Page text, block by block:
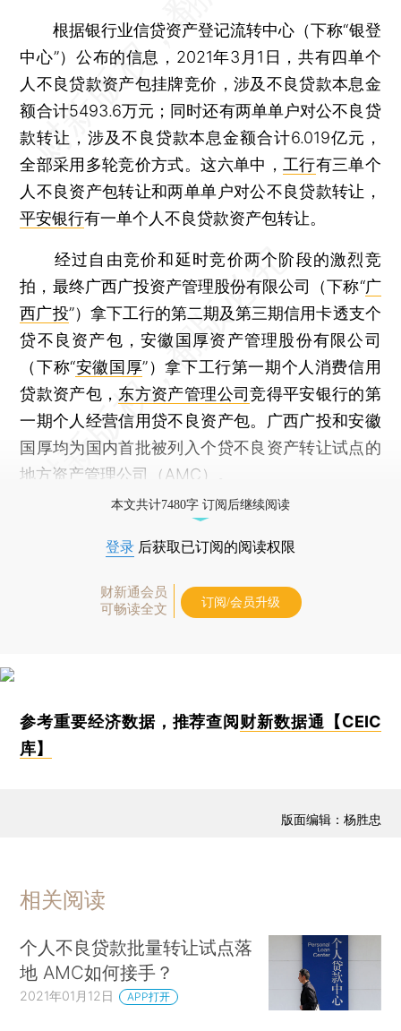
根据银行业信贷资产登记流转中心（下称“银登
中心”）公布的信息，2021年3月1日，共有四单个
人不良贷款资产包挂牌竞价，涉及不良贷款本息金
额合计5493.6万元；同时还有两单单户对公不良贷
款转让，涉及不良贷款本息金额合计6.019亿元，
全部采用多轮竞价方式。这六单中， 工行有三单个
人不良资产包转让和两单单户对公不良贷款转让，
平安银行有一单个人不良贷款资产包转让。
经过自由竞价和延时竞价两个阶段的激烈竞
拍，最终广西广投资产管理股份有限公司（下称“广
西广投”）拿下工行的第二期及第三期信用卡透支个
贷不良资产包，安徽国厚资产管理股份有限公司
（下称“安徽国厚”）拿下工行第一期个人消费信用
贷款资产包， 东方资产管理公司竞得平安银行的第
一期个人经营信用贷不良资产包。广西广投和安徽
国厚均为国内首批被列入个贷不良资产转让试点的
地方资产管理公司（AMC）。
本文共计7480字 订阅后继续阅读
登录 后获取已订阅的阅读权限
财新通会员
可畅读全文
订阅/会员升级
参考重要经济数据，推荐查阅财新数据通【CEIC
库】
版面编辑：杨胜忠
相关阅读
个人不良贷款批量转让试点落
地 AMC如何接手？
2021年01月12日 APP打开